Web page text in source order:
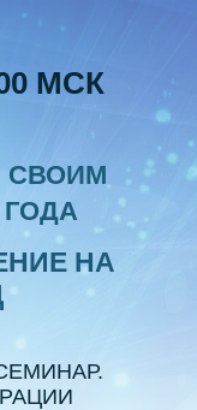
СВОИМ
ГОДА
НА
МСК